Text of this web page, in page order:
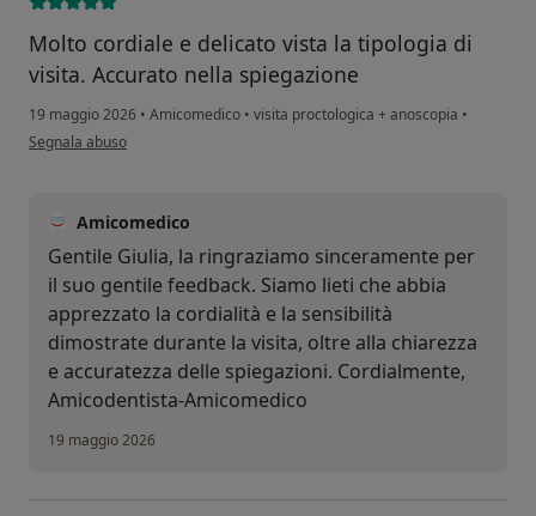
Molto cordiale e delicato vista la tipologia di
visita. Accurato nella spiegazione
19 maggio 2026 • Amicomedico • visita proctologica + anoscopia •
secondo l'opinione dell'utente Giulia De Carlo
Segnala abuso
Amicomedico
Gentile Giulia, la ringraziamo sinceramente per
il suo gentile feedback. Siamo lieti che abbia
apprezzato la cordialità e la sensibilità
dimostrate durante la visita, oltre alla chiarezza
e accuratezza delle spiegazioni. Cordialmente,
Amicodentista-Amicomedico
19 maggio 2026